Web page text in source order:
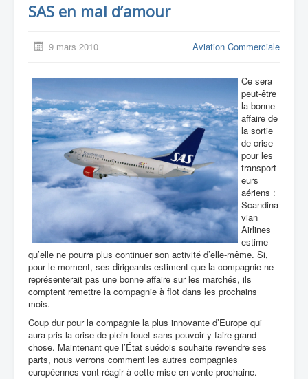
SAS en mal d’amour
9 mars 2010 Aviation Commerciale
Ce sera
peut-être
la bonne
affaire de
la sortie
de crise
pour les
transport
eurs
aériens :
Scandina
vian
Airlines
estime
qu’elle ne pourra plus continuer son activité d’elle-même. Si,
pour le moment, ses dirigeants estiment que la compagnie ne
représenterait pas une bonne affaire sur les marchés, ils
comptent remettre la compagnie à flot dans les prochains
mois.
Coup dur pour la compagnie la plus innovante d’Europe qui
aura pris la crise de plein fouet sans pouvoir y faire grand
chose. Maintenant que l’État suédois souhaite revendre ses
parts, nous verrons comment les autres compagnies
européennes vont réagir à cette mise en vente prochaine.